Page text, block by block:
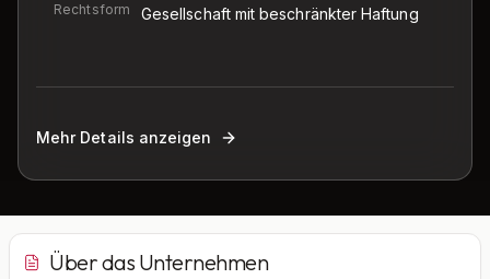
Rechtsform
Gesellschaft mit beschränkter Haftung
Mehr Details anzeigen
Über das Unternehmen